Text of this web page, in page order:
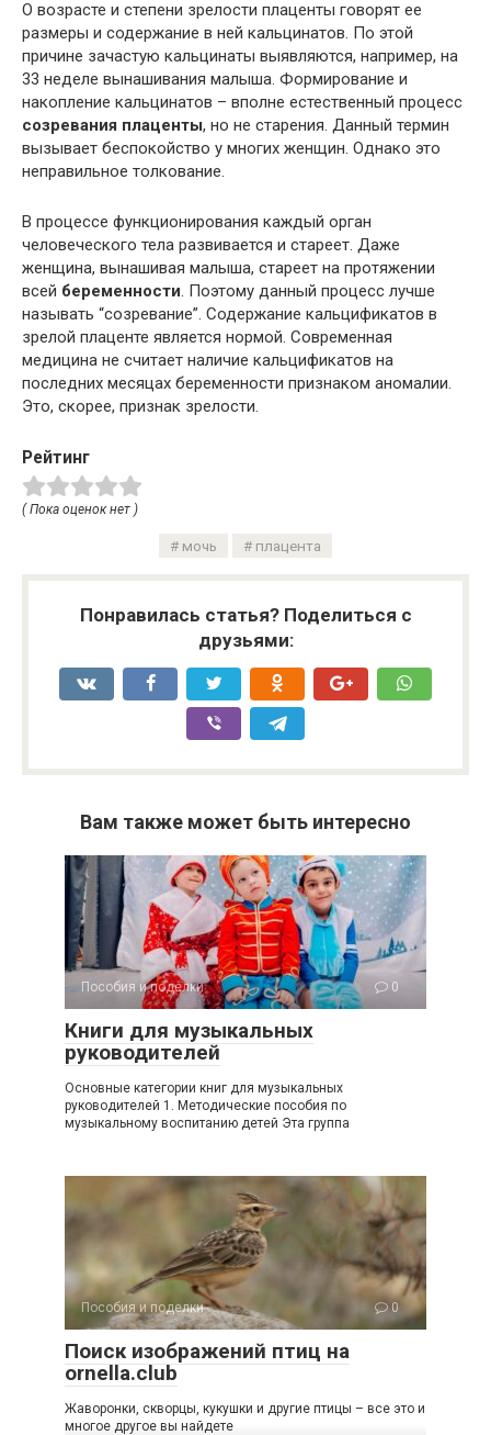
О возрасте и степени зрелости плаценты говорят ее
размеры и содержание в ней кальцинатов. По этой
причине зачастую кальцинаты выявляются, например, на
33 неделе вынашивания малыша. Формирование и
накопление кальцинатов – вполне естественный процесс
созревания плаценты, но не старения. Данный термин
вызывает беспокойство у многих женщин. Однако это
неправильное толкование.
В процессе функционирования каждый орган
человеческого тела развивается и стареет. Даже
женщина, вынашивая малыша, стареет на протяжении
всей беременности. Поэтому данный процесс лучше
называть “созревание”. Содержание кальцификатов в
зрелой плаценте является нормой. Современная
медицина не считает наличие кальцификатов на
последних месяцах беременности признаком аномалии.
Это, скорее, признак зрелости.
Рейтинг
( Пока оценок нет )
мочь плацента
Понравилась статья? Поделиться с
друзьями:
Вам также может быть интересно
Пособия и поделки 0
Книги для музыкальных
руководителей
Основные категории книг для музыкальных
руководителей 1. Методические пособия по
музыкальному воспитанию детей Эта группа
Пособия и поделки 0
Поиск изображений птиц на
ornella.club
Жаворонки, скворцы, кукушки и другие птицы – все это и
многое другое вы найдете